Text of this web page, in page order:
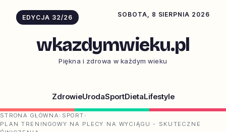
EDYCJA 32/26 SOBOTA, 8 SIERPNIA 2026
wkazdymwieku.pl
Piękna i zdrowa w każdym wieku
ZdrowieUrodaSportDietaLifestyle
STRONA GŁÓWNA › SPORT ›
PLAN TRENINGOWY NA PLECY NA WYCIĄGU - SKUTECZNE